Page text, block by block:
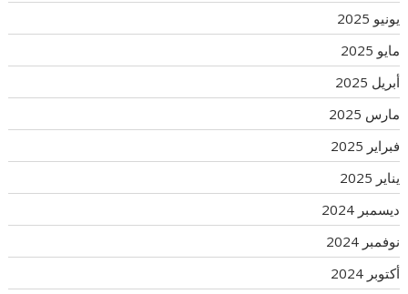
يونيو 2025
مايو 2025
أبريل 2025
مارس 2025
فبراير 2025
يناير 2025
ديسمبر 2024
نوفمبر 2024
أكتوبر 2024